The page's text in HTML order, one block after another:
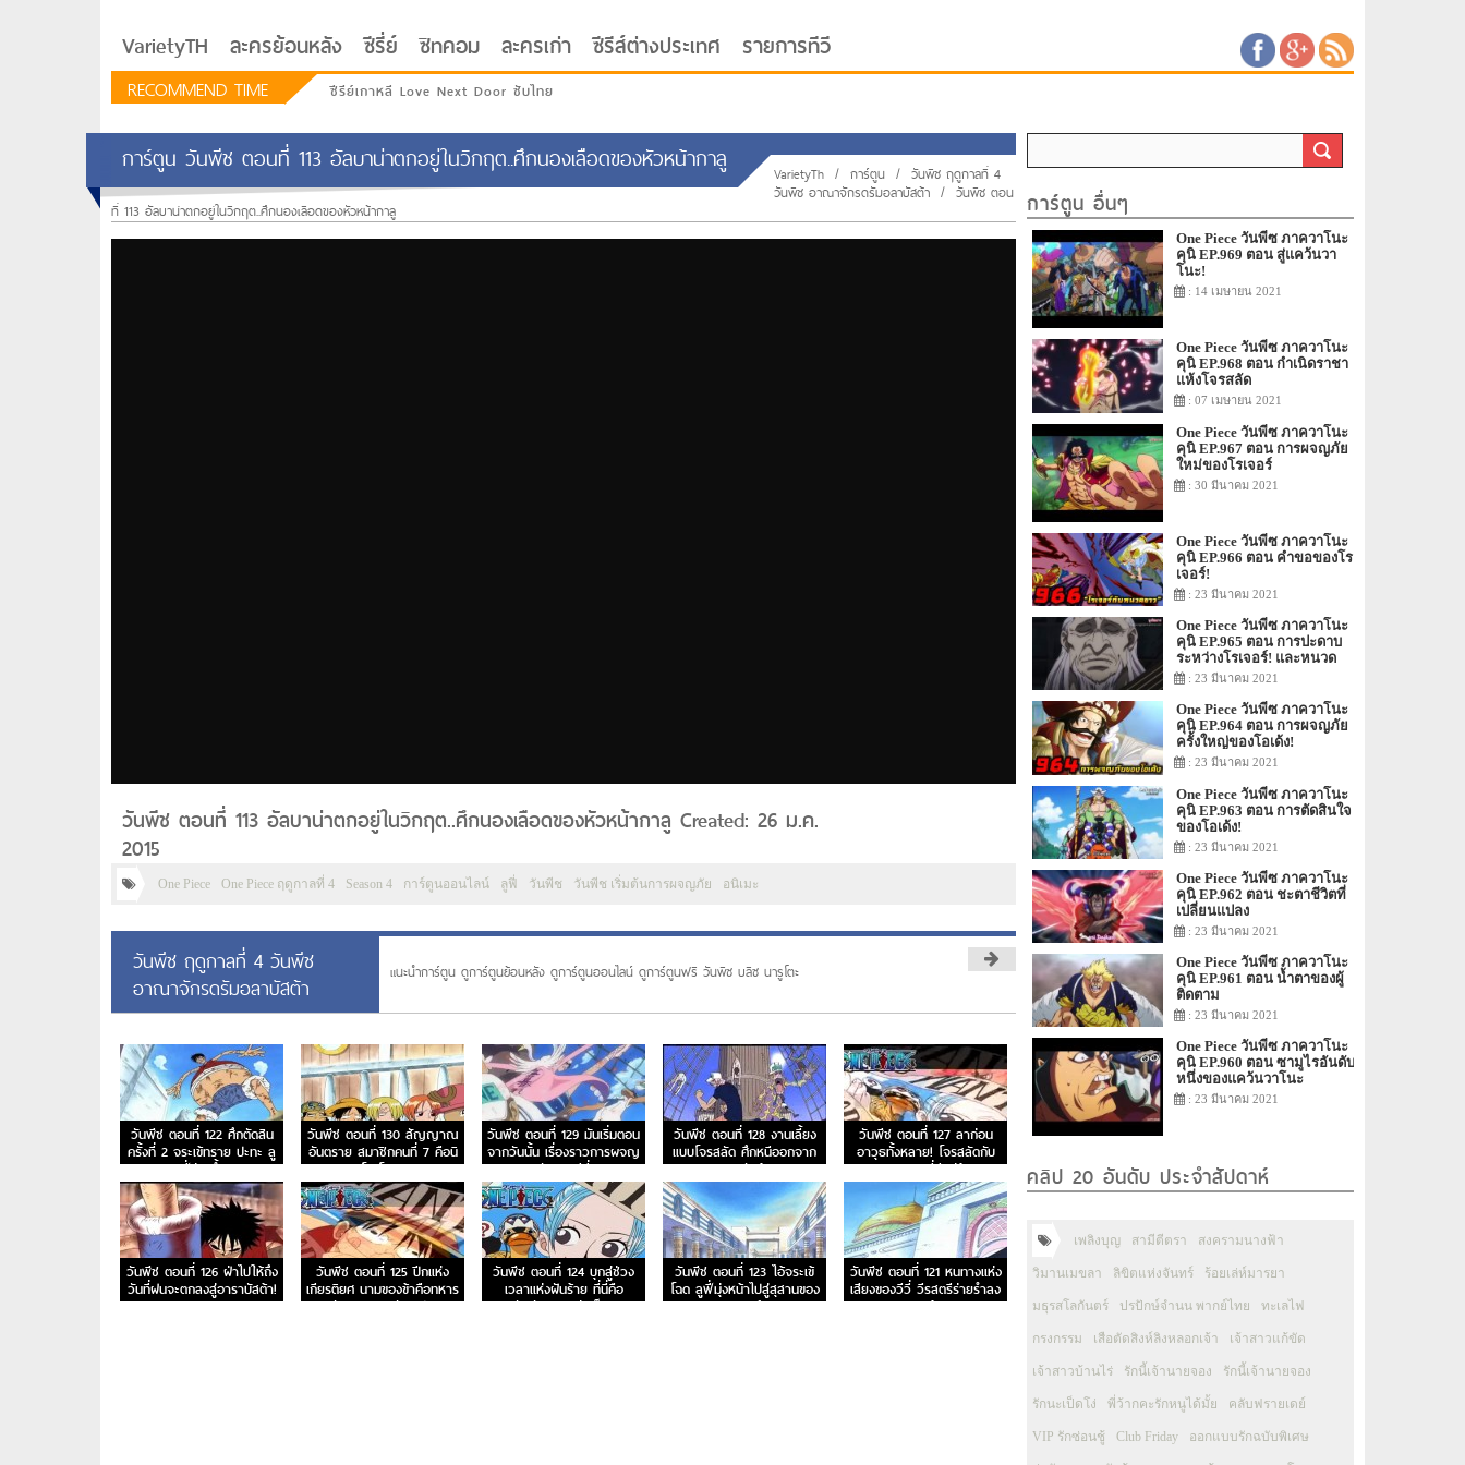
VarietyTH ละครย้อนหลัง ซีรี่ย์ ซิทคอม ละครเก่า ซีรีส์ต่างประเทศ รายการทีวี
RECOMMEND TIME ซีรีย์เกาหลี Love Next Door ซับไทย
การ์ตูน วันพีช ตอนที่ 113 อัลบาน่าตกอยู่ในวิกฤต..ศึกนองเลือดของหัวหน้ากาลู VarietyTh / การ์ตูน / วันพีช ฤดูกาลที่ 4
วันพีช อาณาจักรดรัมอลาบัสต้า / วันพีช ตอน
ที่ 113 อัลบาน่าตกอยู่ในวิกฤต..ศึกนองเลือดของหัวหน้ากาลู
วันพีช ตอนที่ 113 อัลบาน่าตกอยู่ในวิกฤต..ศึกนองเลือดของหัวหน้ากาลู Created: 26 ม.ค.
2015
One Piece One Piece ฤดูกาลที่ 4 Season 4 การ์ตูนออนไลน์ ลูฟี่ วันพีช วันพีช เริ่มต้นการผจญภัย อนิเมะ
วันพีช ฤดูกาลที่ 4 วันพีช
อาณาจักรดรัมอลาบัสต้า
แนะนำการ์ตูน ดูการ์ตูนย้อนหลัง ดูการ์ตูนออนไลน์ ดูการ์ตูนฟรี วันพีซ บลีซ นารูโตะ
วันพีช ตอนที่ 122 ศึกตัดสิน
ครั้งที่ 2 จระเข้ทราย ปะทะ ลู
ฟี่ร่างน้ำ
วันพีช ตอนที่ 130 สัญญาณ
อันตราย สมาชิกคนที่ 7 คือนิ
โค โรบิน
วันพีช ตอนที่ 129 มันเริ่มตอน
จากวันนั้น เรื่องราวการผจญ
ภัยของวีวี่
วันพีช ตอนที่ 128 งานเลี้ยง
แบบโจรสลัด ศึกหนีออกจาก
อาราบัสต้า!
วันพีช ตอนที่ 127 ลาก่อน
อาวุธทั้งหลาย! โจรสลัดกับ
ความยุติธรรมที่มีอยู่น้อยนิด!
วันพีช ตอนที่ 126 ฝ่าไปให้ถึง
วันที่ฝนจะตกลงสู่อาราบัสต้า!
วันพีช ตอนที่ 125 ปีกแห่ง
เกียรติยศ นามของข้าคือทหาร
รักษาอาณาจักรเปรู
วันพีช ตอนที่ 124 บุกสู่ช่วง
เวลาแห่งฝันร้าย ที่นี่คือ
ฐานทัพลับของกลุ่มเม็ดทราย
วันพีช ตอนที่ 123 ไอ้จระเข้
โฉด ลูฟี่มุ่งหน้าไปสู่สุสานของ
ราชวงศ์สิ
วันพีช ตอนที่ 121 หนทางแห่ง
เสียงของวีวี่ วีรสตรีร่ายรำลง
มาแล้ว
การ์ตูน อื่นๆ
One Piece วันพีซ ภาควาโนะ
คุนิ EP.969 ตอน สู่แคว้นวา
โนะ!
: 14 เมษายน 2021
One Piece วันพีซ ภาควาโนะ
คุนิ EP.968 ตอน กำเนิดราชา
แห้งโจรสลัด
: 07 เมษายน 2021
One Piece วันพีซ ภาควาโนะ
คุนิ EP.967 ตอน การผจญภัย
ใหม่ของโรเจอร์
: 30 มีนาคม 2021
One Piece วันพีซ ภาควาโนะ
คุนิ EP.966 ตอน คำขอของโร
เจอร์!
: 23 มีนาคม 2021
One Piece วันพีซ ภาควาโนะ
คุนิ EP.965 ตอน การปะดาบ
ระหว่างโรเจอร์! และหนวด
ขาว!: 23 มีนาคม 2021
One Piece วันพีซ ภาควาโนะ
คุนิ EP.964 ตอน การผจญภัย
ครั้งใหญ่ของโอเด้ง!
: 23 มีนาคม 2021
One Piece วันพีซ ภาควาโนะ
คุนิ EP.963 ตอน การตัดสินใจ
ของโอเด้ง!
: 23 มีนาคม 2021
One Piece วันพีซ ภาควาโนะ
คุนิ EP.962 ตอน ชะตาชีวิตที่
เปลี่ยนแปลง
: 23 มีนาคม 2021
One Piece วันพีซ ภาควาโนะ
คุนิ EP.961 ตอน น้ำตาของผู้
ติดตาม
: 23 มีนาคม 2021
One Piece วันพีซ ภาควาโนะ
คุนิ EP.960 ตอน ซามูไรอันดับ
หนึ่งของแคว้นวาโนะ
: 23 มีนาคม 2021
คลิป 20 อันดับ ประจำสัปดาห์
เพลิงบุญ สามีตีตรา สงครามนางฟ้า
วิมานเมขลา ลิขิตแห่งจันทร์ ร้อยเล่ห์มารยา
มธุรสโลกันตร์ ปรปักษ์จำนน พากย์ไทย ทะเลไฟ
กรงกรรม เสือตัดสิงห์ลิงหลอกเจ้า เจ้าสาวแก้ขัด
เจ้าสาวบ้านไร่ รักนี้เจ้านายจอง รักนี้เจ้านายจอง
รักนะเป็ดโง่ พี่ว้ากคะรักหนูได้มั้ย คลับฟรายเดย์
VIP รักซ่อนชู้ Club Friday ออกแบบรักฉบับพิเศษ